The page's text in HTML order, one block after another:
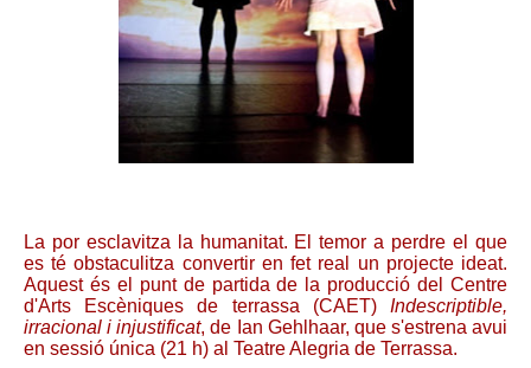
La por esclavitza la humanitat. El temor a perdre el que
es té obstaculitza convertir en fet real un projecte ideat.
Aquest és el punt de partida de la producció del Centre
d'Arts Escèniques de terrassa (CAET) Indescriptible,
irracional i injustificat, de Ian Gehlhaar, que s'estrena avui
en sessió única (21 h) al Teatre Alegria de Terrassa.